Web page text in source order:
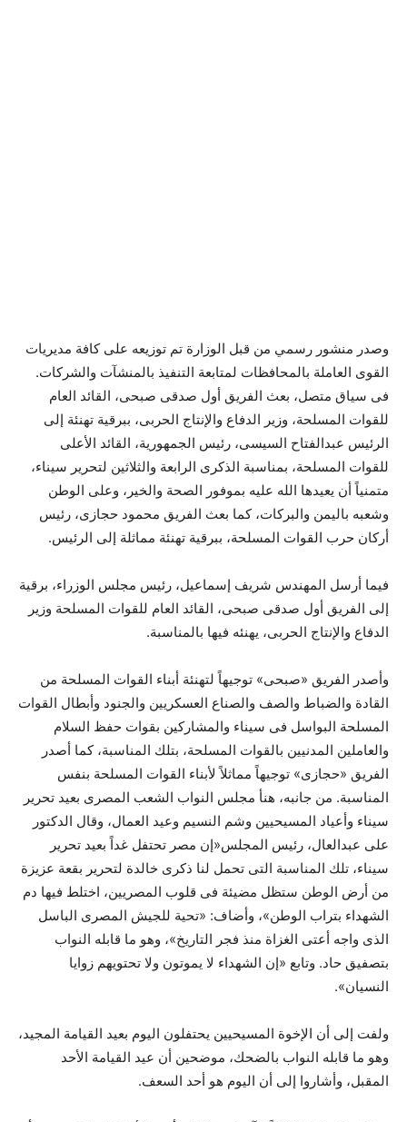
وصدر منشور رسمي من قبل الوزارة تم توزيعه على كافة مديريات
القوى العاملة بالمحافظات لمتابعة التنفيذ بالمنشآت والشركات.
فى سياق متصل، بعث الفريق أول صدقى صبحى، القائد العام
للقوات المسلحة، وزير الدفاع والإنتاج الحربى، ببرقية تهنئة إلى
الرئيس عبدالفتاح السيسى، رئيس الجمهورية، القائد الأعلى
للقوات المسلحة، بمناسبة الذكرى الرابعة والثلاثين لتحرير سيناء،
متمنياً أن يعيدها الله عليه بموفور الصحة والخير، وعلى الوطن
وشعبه باليمن والبركات، كما بعث الفريق محمود حجازى، رئيس
أركان حرب القوات المسلحة، ببرقية تهنئة مماثلة إلى الرئيس.
فيما أرسل المهندس شريف إسماعيل، رئيس مجلس الوزراء، برقية
إلى الفريق أول صدقى صبحى، القائد العام للقوات المسلحة وزير
الدفاع والإنتاج الحربى، يهنئه فيها بالمناسبة.
وأصدر الفريق «صبحى» توجيهاً لتهنئة أبناء القوات المسلحة من
القادة والضباط والصف والصناع العسكريين والجنود وأبطال القوات
المسلحة البواسل فى سيناء والمشاركين بقوات حفظ السلام
والعاملين المدنيين بالقوات المسلحة، بتلك المناسبة، كما أصدر
الفريق «حجازى» توجيهاً مماثلاً لأبناء القوات المسلحة بنفس
المناسبة. من جانبه، هنأ مجلس النواب الشعب المصرى بعيد تحرير
سيناء وأعياد المسيحيين وشم النسيم وعيد العمال، وقال الدكتور
على عبدالعال، رئيس المجلس«إن مصر تحتفل غداً بعيد تحرير
سيناء، تلك المناسبة التى تحمل لنا ذكرى خالدة لتحرير بقعة عزيزة
من أرض الوطن ستظل مضيئة فى قلوب المصريين، اختلط فيها دم
الشهداء بتراب الوطن»، وأضاف: «تحية للجيش المصرى الباسل
الذى واجه أعتى الغزاة منذ فجر التاريخ»، وهو ما قابله النواب
بتصفيق حاد. وتابع «إن الشهداء لا يموتون ولا تحتويهم زوايا
النسيان».
ولفت إلى أن الإخوة المسيحيين يحتفلون اليوم بعيد القيامة المجيد،
وهو ما قابله النواب بالضحك، موضحين أن عيد القيامة الأحد
المقبل، وأشاروا إلى أن اليوم هو أحد السعف.